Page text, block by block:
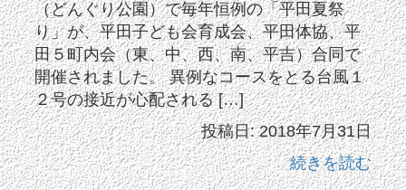
（どんぐり公園）で毎年恒例の「平田夏祭
り」が、平田子ども会育成会、平田体協、平
田５町内会（東、中、西、南、平吉）合同で
開催されました。 異例なコースをとる台風１
２号の接近が心配される […]
投稿日: 2018年7月31日
続きを読む